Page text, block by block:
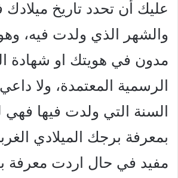
عليك أن تحدد تاريخ ميلادك
والشهر الذي ولدت فيه،
مدون في هويتك او شهادة
الرسمية المعتمدة، ولا
السنة التي ولدت فيها
بمعرفة برجك الميلادي
مفيد في حال اردت معرفة